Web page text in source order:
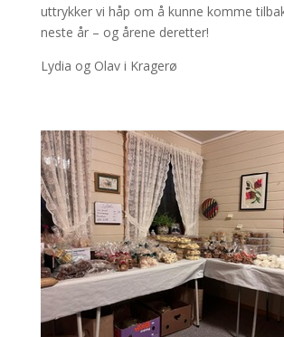
uttrykker vi håp om å kunne komme
neste år – og årene deretter!
Lydia og Olav i Kragerø